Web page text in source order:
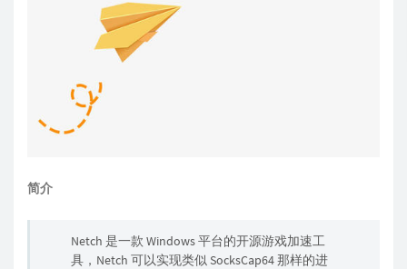
简介
Netch 是一款 Windows 平台的开源游戏加速工
具，Netch 可以实现类似 SocksCap64 那样的进